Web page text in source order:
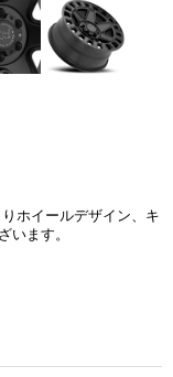
ホイールデザイン、キ
います。